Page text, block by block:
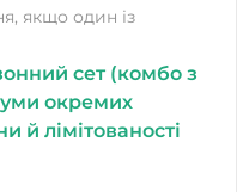
якщо один із
сет (комбо з
окремих
й лімітованості